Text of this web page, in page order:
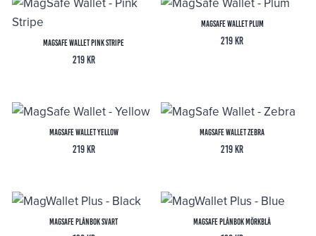
MagSafe Wallet Pink Stripe
219 kr
MagSafe Wallet Plum
219 kr
MagSafe Wallet Yellow
219 kr
MagSafe Wallet Zebra
219 kr
MagSafe Plånbok Svart MagSafe Plånbok Mörkblå